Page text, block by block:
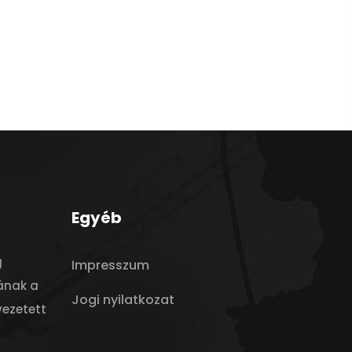
a
Egyéb
Impresszum
Jogi nyilatkozat